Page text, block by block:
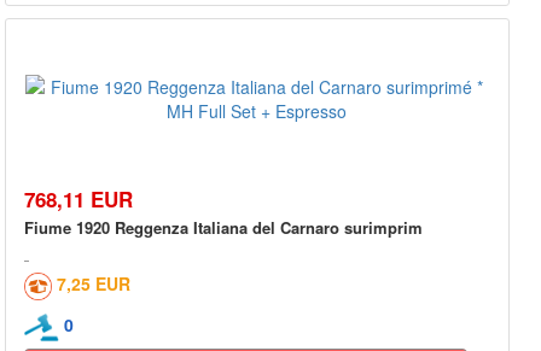
768,11 EUR
Fiume 1920 Reggenza Italiana del Carnaro surimprim
7,25 EUR
0